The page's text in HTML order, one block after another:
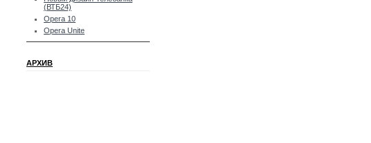
(ВТБ24)
Opera 10
Opera Unite
АРХИВ